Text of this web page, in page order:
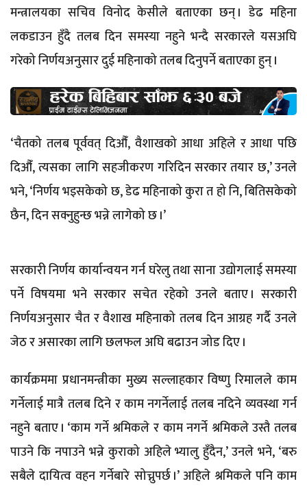
मन्त्रालयका सचिव विनोद केसीले बताएका छन् । डेढ महिना
लकडाउन हुँदै तलब दिन समस्या नहुने भन्दै सरकारले यसअघि
गरेको निर्णयअनुसार दुई महिनाको तलब दिनुपर्ने बताएका हुन् ।
‘चैतको तलब पूर्ववत् दिऔँ, वैशाखको आधा अहिले र आधा पछि
दिऔँ, त्यसका लागि सहजीकरण गरिदिन सरकार तयार छ,’ उनले
भने, ‘निर्णय भइसकेको छ, डेढ महिनाको कुरा त हो नि, बितिसकेको
छैन, दिन सक्नुहुन्छ भन्ने लागेको छ ।’
सरकारी निर्णय कार्यान्वयन गर्न घरेलु तथा साना उद्योगलाई समस्या
पर्ने विषयमा भने सरकार सचेत रहेको उनले बताए । सरकारी
निर्णयअनुसार चैत र वैशाख महिनाको तलब दिन आग्रह गर्दै उनले
जेठ र असारका लागि छलफल अघि बढाउन जोड दिए ।
कार्यक्रममा प्रधानमन्त्रीका मुख्य सल्लाहकार विष्णु रिमालले काम
गर्नेलाई मात्रै तलब दिने र काम नगर्नेलाई तलब नदिने व्यवस्था गर्न
नहुने बताए । ‘काम गर्ने श्रमिकले र काम नगर्ने श्रमिकले उस्तै तलब
पाउने कि नपाउने भन्ने कुराको अहिले भ्यालु हुँदैन,’ उनले भने, ‘बरु
सबैले दायित्व वहन गर्नेबारे सोच्नुपर्छ ।’ अहिले श्रमिकले पनि काम